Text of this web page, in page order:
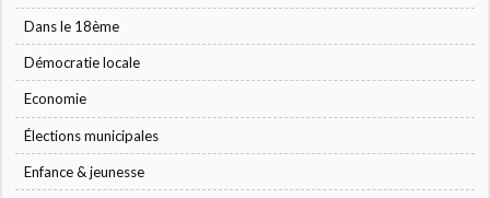
Dans le 18ème
Démocratie locale
Economie
Élections municipales
Enfance & jeunesse